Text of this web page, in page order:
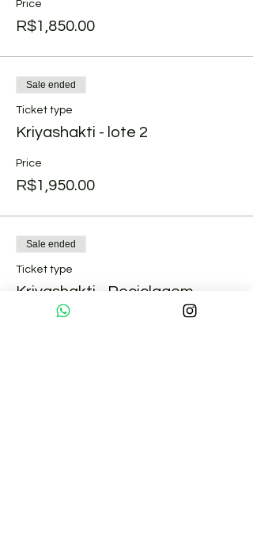
Price
R$1,850.00
Sale ended
Ticket type
Kriyashakti - lote 2
Price
R$1,950.00
Sale ended
Ticket type
Kriyashakti - Reciclagem